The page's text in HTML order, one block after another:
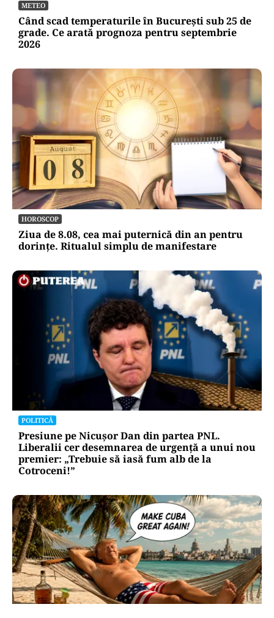
METEO
Când scad temperaturile în București sub 25 de
grade. Ce arată prognoza pentru septembrie
2026
HOROSCOP
Ziua de 8.08, cea mai puternică din an pentru
dorințe. Ritualul simplu de manifestare
POLITICĂ
Presiune pe Nicușor Dan din partea PNL.
Liberalii cer desemnarea de urgență a unui nou
premier: „Trebuie să iasă fum alb de la
Cotroceni!”